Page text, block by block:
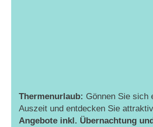
Thermenurlaub: Gönnen Sie sich
Auszeit und entdecken Sie
Angebote inkl. Übernachtung